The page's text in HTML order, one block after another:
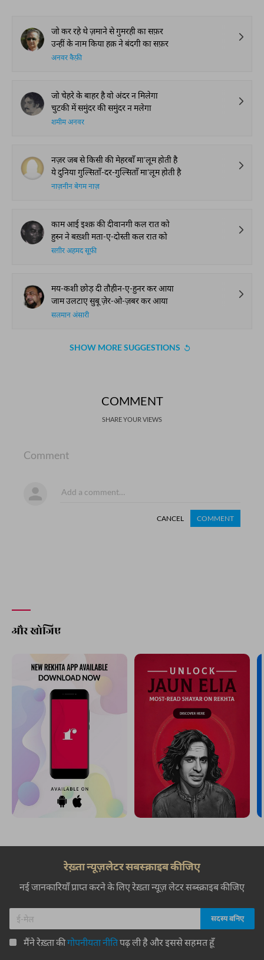
जो कर रहे थे ज़माने से गुमरही का सफ़र
उन्हीं के नाम किया हक़ ने बंदगी का सफ़र
अनवर कैफ़ी
जो चेहरे के बाहर है वो अंदर न मिलेगा
चुटकी में समुंदर की समुंदर न मलेगा
शमीम अनवर
नज़र जब से किसी की मेहरबाँ मा'लूम होती है
ये दुनिया गुल्सिताँ-दर-गुल्सिताँ मा'लूम होती है
नाज़नीन बेगम नाज़
काम आई इश्क़ की दीवानगी कल रात को
हुस्न ने बख़्शी मता-ए-दोस्ती कल रात को
सग़ीर अहमद सूफ़ी
मय-कशी छोड़ दी तौहीन-ए-हुनर कर आया
जाम उलटाए सुबू ज़ेर-ओ-ज़बर कर आया
सलमान अंसारी
SHOW MORE SUGGESTIONS
COMMENT
SHARE YOUR VIEWS
Comment
CANCEL COMMENT
और खोजिए
रेख़्ता न्यूज़लेटर सबस्क्राइब कीजिए
नई जानकारियाँ प्राप्त करने के लिए रेख़्ता न्यूज़ लेटर सब्स्क्राइब कीजिए
मैंने रेख़्ता कीगोपनीयता नीतिपढ़ ली है और इससे सहमत हूँ